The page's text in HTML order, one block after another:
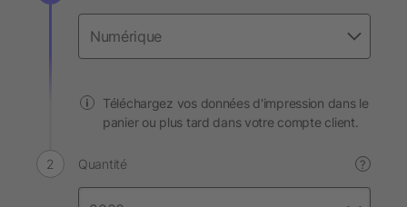
Téléchargez vos données d'impression dans le
panier ou plus tard dans votre compte client.
Quantité ?